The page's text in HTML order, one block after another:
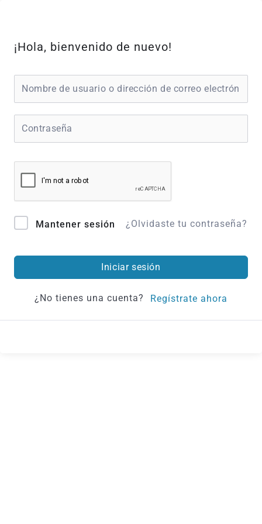
contenido
¡Hola, bienvenido de nuevo!
Mantener sesión ¿Olvidaste tu contraseña?
Iniciar sesión
¿No tienes una cuenta? Regístrate ahora